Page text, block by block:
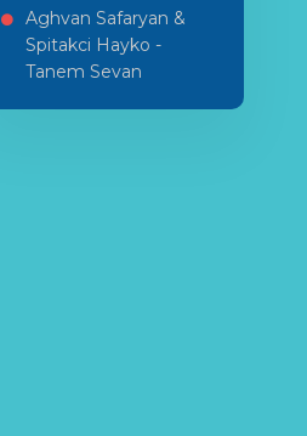
Aghvan Safaryan &
Spitakci Hayko -
Tanem Sevan